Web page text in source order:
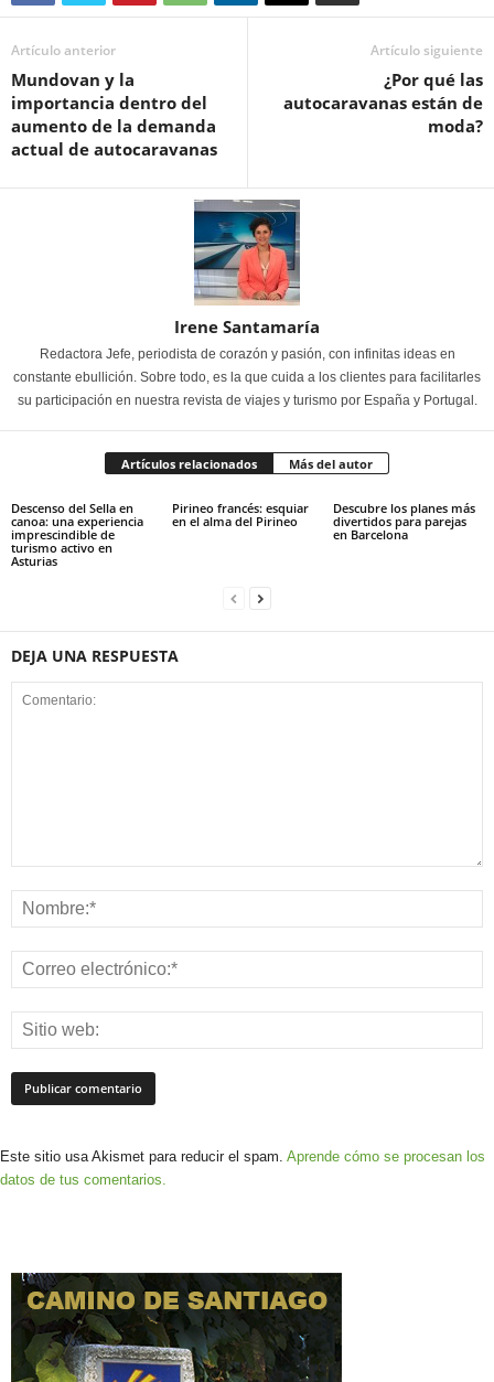
Artículo anterior
Mundovan y la
importancia dentro del
aumento de la demanda
actual de autocaravanas
Artículo siguiente
¿Por qué las
autocaravanas están de
moda?
Irene Santamaría
Redactora Jefe, periodista de corazón y pasión, con infinitas ideas en
constante ebullición. Sobre todo, es la que cuida a los clientes para facilitarles
su participación en nuestra revista de viajes y turismo por España y Portugal.
Artículos relacionados Más del autor
Descenso del Sella en
canoa: una experiencia
imprescindible de
turismo activo en
Asturias
Pirineo francés: esquiar
en el alma del Pirineo
Descubre los planes más
divertidos para parejas
en Barcelona
DEJA UNA RESPUESTA
Este sitio usa Akismet para reducir el spam. Aprende cómo se procesan los
datos de tus comentarios.